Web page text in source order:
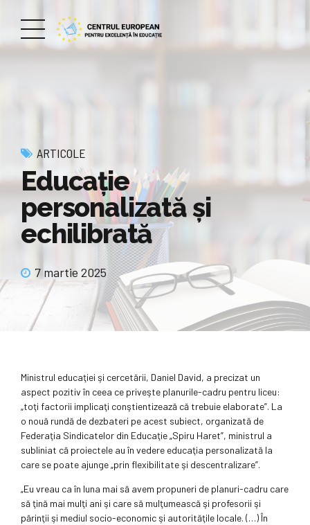
ARTICOLE
Educaţie
personalizată şi
echilibrată
7 martie 2025
Ministrul educaţiei şi cercetării, Daniel David, a precizat un
aspect pozitiv în ceea ce priveşte planurile-cadru pentru liceu:
„toţi factorii implicaţi conştientizează că trebuie elaborate”. La
o nouă rundă de dezbateri pe acest subiect, organizată de
Federaţia Sindicatelor din Educaţie „Spiru Haret”, ministrul a
subliniat că proiectele au în vedere educaţia personalizată la
care se poate ajunge „prin flexibilitate şi descentralizare”.
„Eu vreau ca în luna mai să avem propuneri de planuri-cadru care
să ţină mai mulţi ani şi care să mulţumească şi profesorii şi
părinţii şi mediul socio-economic şi autorităţile locale. (…) În